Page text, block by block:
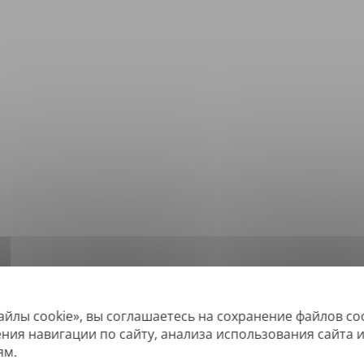
cookie», вы соглашаетесь на сохранение файлов
навигации по сайту, анализа использования сайта
форматы: DOC, DOCX, ODT, PDF*, CSV, PPTX, XLSX, XLS, RTF,